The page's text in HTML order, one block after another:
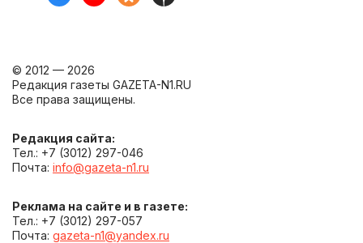
© 2012 — 2026
Редакция газеты GAZETA-N1.RU
Все права защищены.
Редакция сайта:
Тел.: +7 (3012) 297-046
Почта: info@gazeta-n1.ru
Реклама на сайте и в газете:
Тел.: +7 (3012) 297-057
Почта: gazeta-n1@yandex.ru